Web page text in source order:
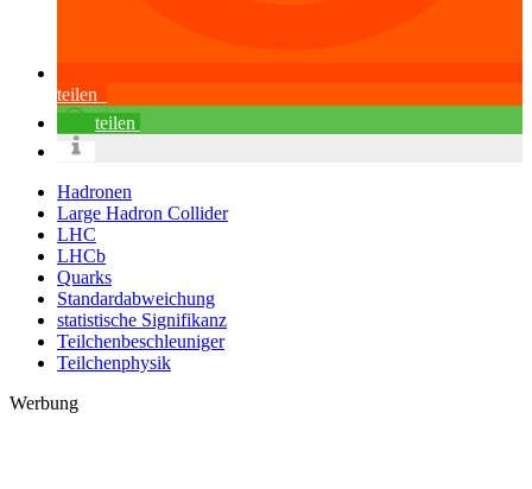
teilen
teilen
Hadronen
Large Hadron Collider
LHC
LHCb
Quarks
Standardabweichung
statistische Signifikanz
Teilchenbeschleuniger
Teilchenphysik
Werbung